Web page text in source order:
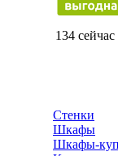
134
Стенки
Шкафы
Шкафы-